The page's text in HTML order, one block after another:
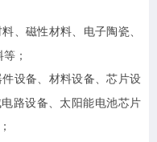
、磁性材料、电子陶瓷、
；
设备、材料设备、芯片设
路设备、太阳能电池芯片
；